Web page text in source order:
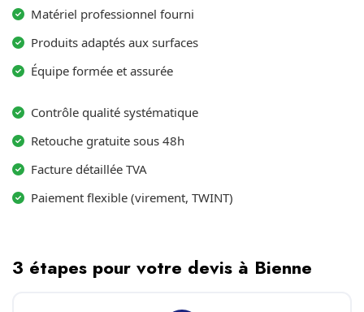
Matériel professionnel fourni
Produits adaptés aux surfaces
Équipe formée et assurée
Contrôle qualité systématique
Retouche gratuite sous 48h
Facture détaillée TVA
Paiement flexible (virement, TWINT)
3 étapes pour votre devis à Bienne